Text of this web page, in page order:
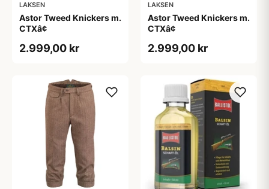
LAKSEN
Astor Tweed Knickers m.
CTXâ¢
2.999,00 kr
LAKSEN
Astor Tweed Knickers m.
CTXâ¢
2.999,00 kr